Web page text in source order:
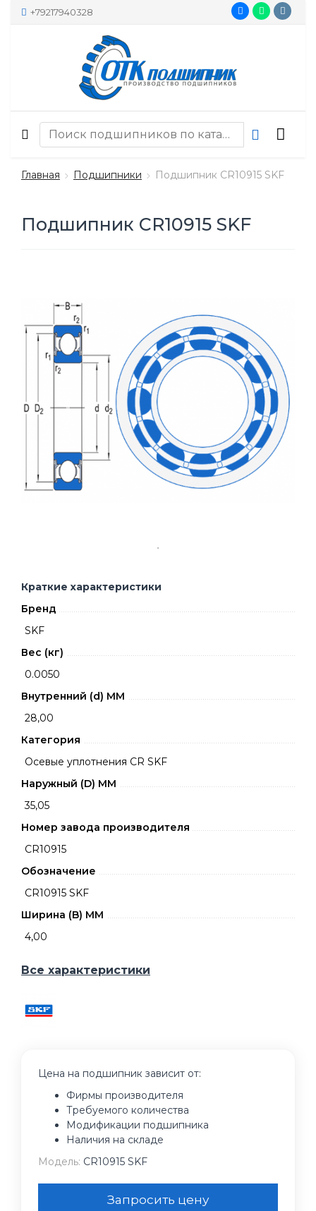
+79217940328
Главная Подшипники Подшипник CR10915 SKF
Подшипник CR10915 SKF
Краткие характеристики
Бренд
SKF
Вес (кг)
0.0050
Внутренний (d) ММ
28,00
Категория
Осевые уплотнения CR SKF
Наружный (D) ММ
35,05
Номер завода производителя
CR10915
Обозначение
CR10915 SKF
Ширина (B) MM
4,00
Все характеристики
Цена на подшипник зависит от:
Фирмы производителя
Требуемого количества
Модификации подшипника
Наличия на складе
Модель: CR10915 SKF
Запросить цену